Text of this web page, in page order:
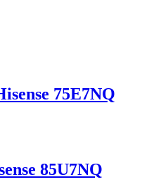
75E7NQ
85U7NQ